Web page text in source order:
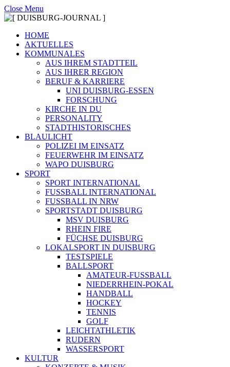
Close Menu
HOME
AKTUELLES
KOMMUNALES
AUS IHREM STADTTEIL
AUS IHRER REGION
BERUF & KARRIERE
UNI DUISBURG-ESSEN
FORSCHUNG
KIRCHE IN DU
PERSONALITY
STADTHISTORISCHES
BLAULICHT
POLIZEI IM EINSATZ
FEUERWEHR IM EINSATZ
WAPO DUISBURG
SPORT
SPORT INTERNATIONAL
FUSSBALL INTERNATIONAL
FUSSBALL IN NRW
SPORTSTADT DUISBURG
MSV DUISBURG
RHEIN FIRE
FÜCHSE DUISBURG
LOKALSPORT IN DUISBURG
TESTSPIELE
BALLSPORT
AMATEUR-FUSSBALL
NIEDERRHEIN-POKAL
HANDBALL
HOCKEY
TENNIS
GOLF
LEICHTATHLETIK
RUDERN
WASSERSPORT
KULTUR